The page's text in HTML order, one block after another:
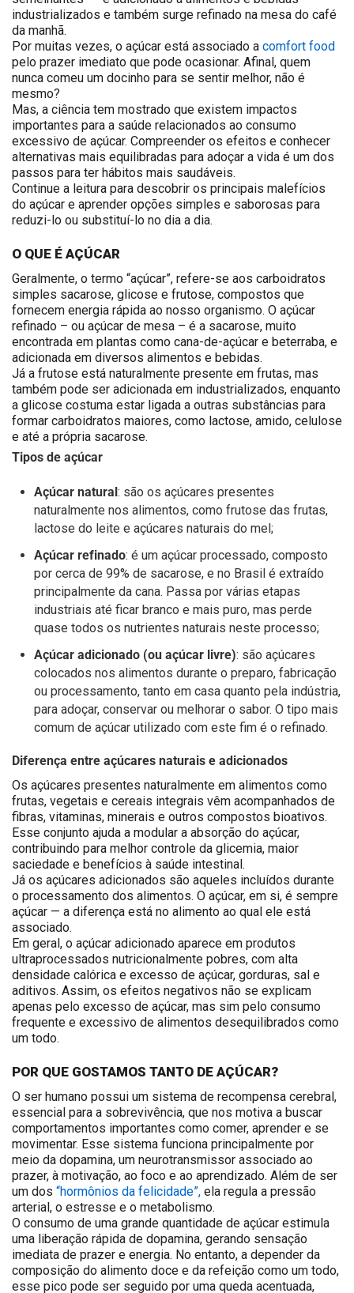
industrializados e também surge refinado na mesa do café
da manhã.
Por muitas vezes, o açúcar está associado a comfort food
pelo prazer imediato que pode ocasionar. Afinal, quem
nunca comeu um docinho para se sentir melhor, não é
mesmo?
Mas, a ciência tem mostrado que existem impactos
importantes para a saúde relacionados ao consumo
excessivo de açúcar. Compreender os efeitos e conhecer
alternativas mais equilibradas para adoçar a vida é um dos
passos para ter hábitos mais saudáveis.
Continue a leitura para descobrir os principais malefícios
do açúcar e aprender opções simples e saborosas para
reduzi-lo ou substituí-lo no dia a dia.
O QUE É AÇÚCAR
Geralmente, o termo “açúcar”, refere-se aos carboidratos
simples sacarose, glicose e frutose, compostos que
fornecem energia rápida ao nosso organismo. O açúcar
refinado – ou açúcar de mesa – é a sacarose, muito
encontrada em plantas como cana-de-açúcar e beterraba, e
adicionada em diversos alimentos e bebidas.
Já a frutose está naturalmente presente em frutas, mas
também pode ser adicionada em industrializados, enquanto
a glicose costuma estar ligada a outras substâncias para
formar carboidratos maiores, como lactose, amido, celulose
e até a própria sacarose.
Tipos de açúcar
Açúcar natural: são os açúcares presentes
naturalmente nos alimentos, como frutose das frutas,
lactose do leite e açúcares naturais do mel;
Açúcar refinado: é um açúcar processado, composto
por cerca de 99% de sacarose, e no Brasil é extraído
principalmente da cana. Passa por várias etapas
industriais até ficar branco e mais puro, mas perde
quase todos os nutrientes naturais neste processo;
Açúcar adicionado (ou açúcar livre): são açúcares
colocados nos alimentos durante o preparo, fabricação
ou processamento, tanto em casa quanto pela indústria,
para adoçar, conservar ou melhorar o sabor. O tipo mais
comum de açúcar utilizado com este fim é o refinado.
Diferença entre açúcares naturais e adicionados
Os açúcares presentes naturalmente em alimentos como
frutas, vegetais e cereais integrais vêm acompanhados de
fibras, vitaminas, minerais e outros compostos bioativos.
Esse conjunto ajuda a modular a absorção do açúcar,
contribuindo para melhor controle da glicemia, maior
saciedade e benefícios à saúde intestinal.
Já os açúcares adicionados são aqueles incluídos durante
o processamento dos alimentos. O açúcar, em si, é sempre
açúcar — a diferença está no alimento ao qual ele está
associado.
Em geral, o açúcar adicionado aparece em produtos
ultraprocessados nutricionalmente pobres, com alta
densidade calórica e excesso de açúcar, gorduras, sal e
aditivos. Assim, os efeitos negativos não se explicam
apenas pelo excesso de açúcar, mas sim pelo consumo
frequente e excessivo de alimentos desequilibrados como
um todo.
POR QUE GOSTAMOS TANTO DE AÇÚCAR?
O ser humano possui um sistema de recompensa cerebral,
essencial para a sobrevivência, que nos motiva a buscar
comportamentos importantes como comer, aprender e se
movimentar. Esse sistema funciona principalmente por
meio da dopamina, um neurotransmissor associado ao
prazer, à motivação, ao foco e ao aprendizado. Além de ser
um dos “hormônios da felicidade”, ela regula a pressão
arterial, o estresse e o metabolismo.
O consumo de uma grande quantidade de açúcar estimula
uma liberação rápida de dopamina, gerando sensação
imediata de prazer e energia. No entanto, a depender da
composição do alimento doce e da refeição como um todo,
esse pico pode ser seguido por uma queda acentuada,